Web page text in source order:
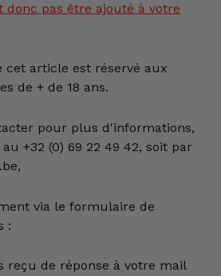
donc pas être ajouté à votre
cet article est réservé aux
de + de 18 ans.
pour plus d'informations,
+32 (0) 69 22 49 42, soit par
via le formulaire de
:
reçu de réponse à votre mail